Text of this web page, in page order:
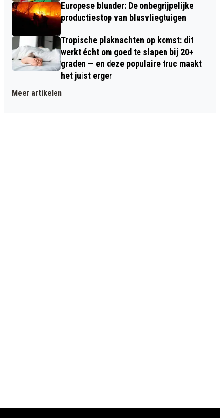
Europese blunder: De onbegrijpelijke
productiestop van blusvliegtuigen
Tropische plaknachten op komst: dit
werkt écht om goed te slapen bij 20+
graden — en deze populaire truc maakt
het juist erger
Meer artikelen